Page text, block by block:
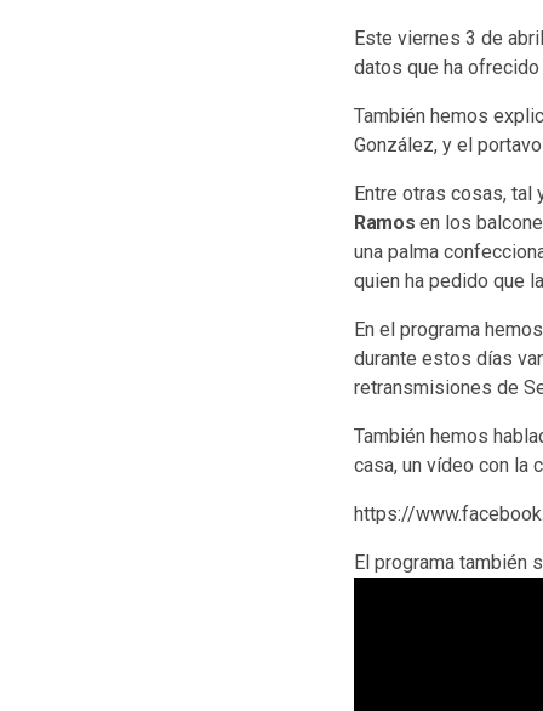
Este viernes 3 de
datos que ha
También hemos
González, y el
Entre otras cosas,
Ramos en los
una palma
quien ha pedido que
En el programa
durante estos días
retransmisiones de
También hemos
casa, un vídeo con la
https://
El programa también